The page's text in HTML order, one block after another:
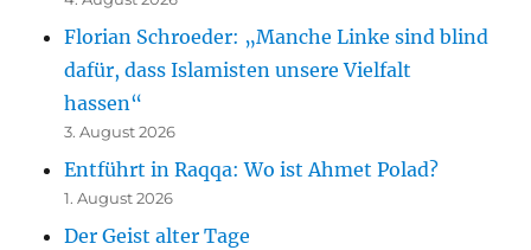
Florian Schroeder: „Manche Linke sind blind
dafür, dass Islamisten unsere Vielfalt
hassen“
3. August 2026
Entführt in Raqqa: Wo ist Ahmet Polad?
1. August 2026
Der Geist alter Tage